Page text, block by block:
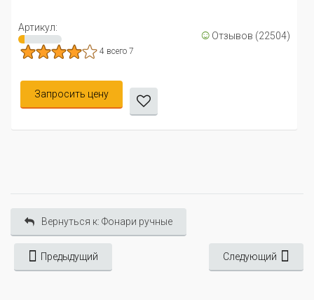
Артикул: ☺ Отзывов (22504)
4 всего 7
Запросить цену
Вернуться к: Фонари ручные
Предыдущий Следующий